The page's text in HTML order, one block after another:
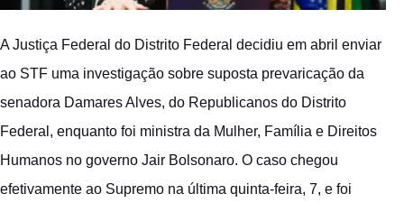
A Justiça Federal do Distrito Federal decidiu em abril enviar
ao STF uma investigação sobre suposta prevaricação da
senadora Damares Alves, do Republicanos do Distrito
Federal, enquanto foi ministra da Mulher, Família e Direitos
Humanos no governo Jair Bolsonaro. O caso chegou
efetivamente ao Supremo na última quinta-feira, 7, e foi